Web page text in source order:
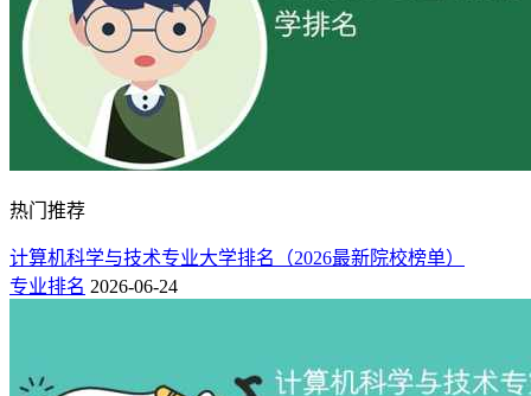
热门推荐
计算机科学与技术专业大学排名（2026最新院校榜单）
专业排名 2026-06-24